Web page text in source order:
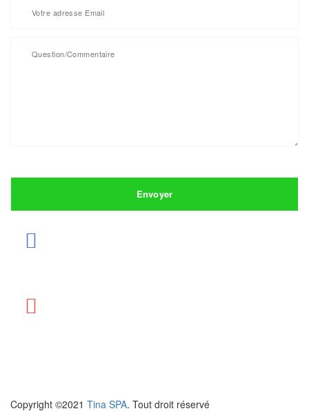
Copyright ©2021 Tina SPA. Tout droit réservé